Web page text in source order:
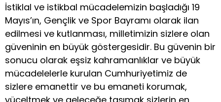
İstiklal ve istikbal mücadelemizin başladığı 19
Mayıs’ın, Gençlik ve Spor Bayramı olarak ilan
edilmesi ve kutlanması, milletimizin sizlere olan
güveninin en büyük göstergesidir. Bu güvenin bir
sonucu olarak eşsiz kahramanlıklar ve büyük
mücadelelerle kurulan Cumhuriyetimiz de
sizlere emanettir ve bu emaneti korumak,